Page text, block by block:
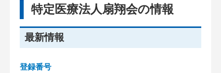
特定医療法人扇翔会の情報
最新情報
登録番号